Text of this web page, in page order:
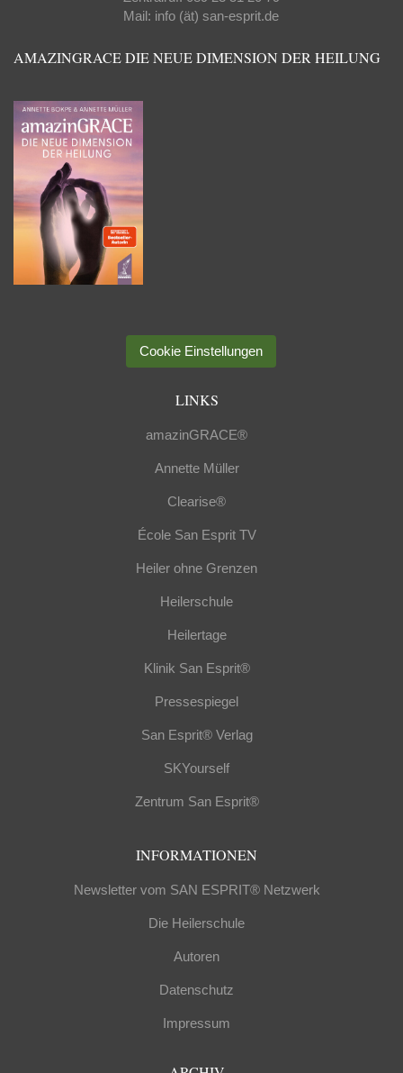
Mail: info (ät) san-esprit.de
AMAZINGRACE DIE NEUE DIMENSION DER HEILUNG
Cookie Einstellungen
LINKS
amazinGRACE®
Annette Müller
Clearise®
École San Esprit TV
Heiler ohne Grenzen
Heilerschule
Heilertage
Klinik San Esprit®
Pressespiegel
San Esprit® Verlag
SKYourself
Zentrum San Esprit®
INFORMATIONEN
Newsletter vom SAN ESPRIT® Netzwerk
Die Heilerschule
Autoren
Datenschutz
Impressum